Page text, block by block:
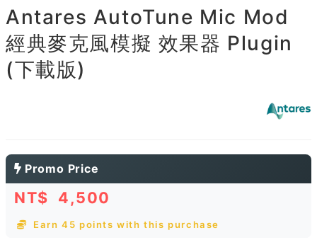
Antares AutoTune Mic Mod
經典麥克風模擬 效果器 Plugin
(下載版)
Promo Price
NT$ 4,500
Earn 45 points with this purchase